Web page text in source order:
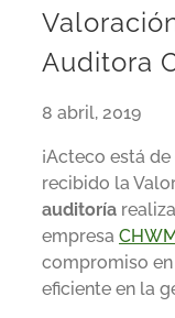
Auditora
8 abril, 2019
¡Acteco está
recibido la
auditoría
empresa
compromiso
eficiente en la